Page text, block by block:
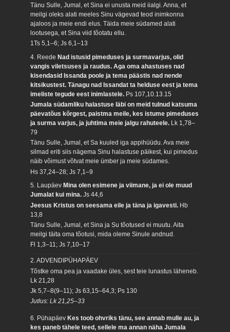
Tänu Sulle, Jumal, et Sina ei unusta meid iialgi. Anna, et
meilgi oleks alati meeles Sinu vägevad teod inimkonna
ajaloos ja meie endi elus. Täida meie südamed alati
lootusega, et Sina viid tõotatu ellu.
1Ts 5,1–6; Js 6,1–13
4. ReedeNad istusid pimeduses ja surmavarjus, olid
vangis viletsuses ja raudus. Aga oma ahastuses nad
kisendasid Issanda poole ja tema päästis nad nende
kitsikustest. Tänagu nad Issandat ta helduse eest ja tema
imeliste tegude eest inimlastele. Ps 107,10.13.15
Jumala südamliku halastuse läbi on meid tulnud katsuma
päevatõus kõrgest, paistma meile, kes istume pimeduses
ja surma varjus, ja juhtima meie jalgu rahuteele. Lk 1,78–
79
Tänu Sulle, Jumal, et Sa kuuled iga appihüüdu. Ava meie
silmad eriti siis nägema Sinu halastuse päikest, kui pimedus
näib võimust võtvat meie ümber ja meie südames.
Hs 37,24–28; Js 7,1–9
5. Laupäev Mina olen esimene ja viimane, ja ei ole muud
Jumalat kui mina.Js 44,6
Jeesus Kristus on seesama eile ja täna ja igavesti. Hb
13,8
Tänu Sulle, Jumal, et Sina ja Su tõotused ei muutu. Aita
meilgi täita oma tõotusi, mida oleme Sinule andnud.
Fl 1,3–11; Js 7,10–17
2. ADVENDIPÜHAPÄEV
Tõstke oma pea ja vaadake üles, sest teie lunastus läheneb.
Lk 21,28
Jk 5,7–8(9–11); Js 63,15–64,3; Ps 130
Jutlus: Lk 21,25–33
6. PühapäevKes toob ohvriks tänu, see annab mulle au, ja
kes paneb tähele teed, sellele ma annan näha Jumala